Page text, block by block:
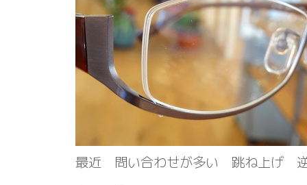
最近 問い合わせが多い 跳ね上げ 逆